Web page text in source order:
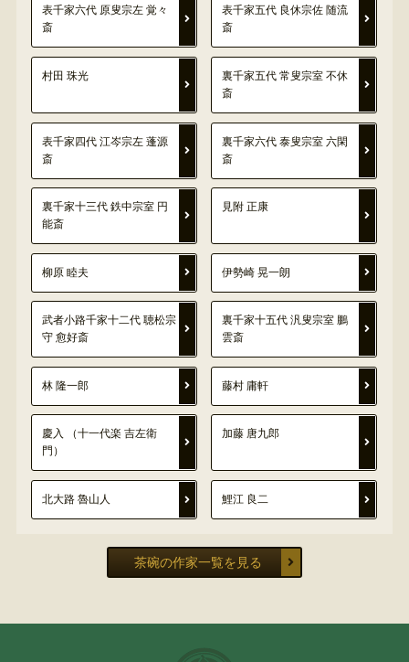
表千家六代 原叟宗左 覚々
斎
表千家五代 良休宗佐 随流
斎
村田 珠光
裏千家五代 常叟宗室 不休
斎
表千家四代 江岑宗左 蓬源
斎
裏千家六代 泰叟宗室 六閑
斎
裏千家十三代 鉄中宗室 円
能斎
見附 正康
柳原 睦夫 伊勢崎 晃一朗
武者小路千家十二代 聴松宗
守 愈好斎
裏千家十五代 汎叟宗室 鵬
雲斎
林 隆一郎 藤村 庸軒
慶入 （十一代楽 吉左衛
門）
加藤 唐九郎
北大路 魯山人 鯉江 良二
茶碗の作家一覧を見る